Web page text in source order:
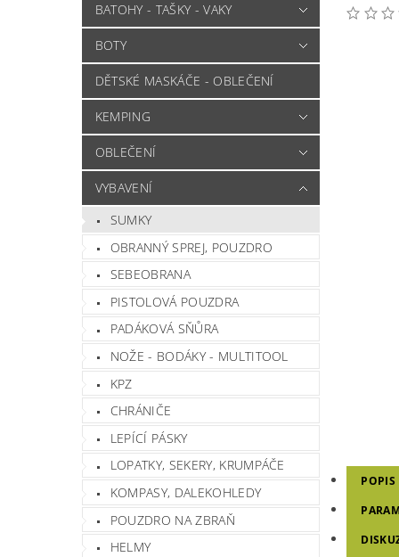
BATOHY - TAŠKY - VAKY
BOTY
DĚTSKÉ MASKÁČE - OBLEČENÍ
KEMPING
OBLEČENÍ
VYBAVENÍ
SUMKY
OBRANNÝ SPREJ, POUZDRO
SEBEOBRANA
PISTOLOVÁ POUZDRA
PADÁKOVÁ SŇŮRA
NOŽE - BODÁKY - MULTITOOL
KPZ
CHRÁNIČE
LEPÍCÍ PÁSKY
LOPATKY, SEKERY, KRUMPÁČE
KOMPASY, DALEKOHLEDY
POUZDRO NA ZBRAŇ
HELMY
POPIS